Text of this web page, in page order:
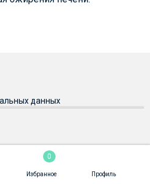
данных
0
Избранное Профиль